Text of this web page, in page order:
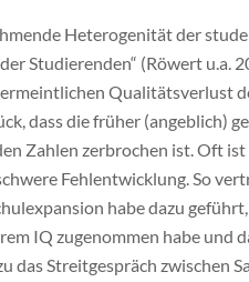
Heterogenität der
Studierenden“ (Röwert u.a.
Qualitätsverlust
dass die früher (angeblich)
Zahlen zerbrochen ist. Oft
Fehlentwicklung. So
habe dazu
IQ zugenommen habe und
das Streitgespräch zwischen